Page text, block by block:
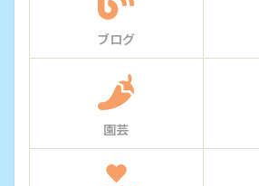
ブログ
園芸